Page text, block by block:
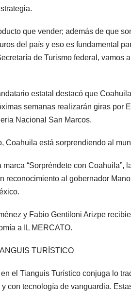
que vender; además de que
del país y eso es fundamental
de Turismo federal, vamos
estatal destacó que
semanas realizarán giras por
Nacional San Marcos.
Coahuila está sorprendiendo al
marca “Sorpréndete con
reconocimiento al gobernador
y Fabio Gentiloni Arizpe
a IL MERCATO.
TURÍSTICO
el Tianguis Turístico conjuga lo
con tecnología de vanguardia.